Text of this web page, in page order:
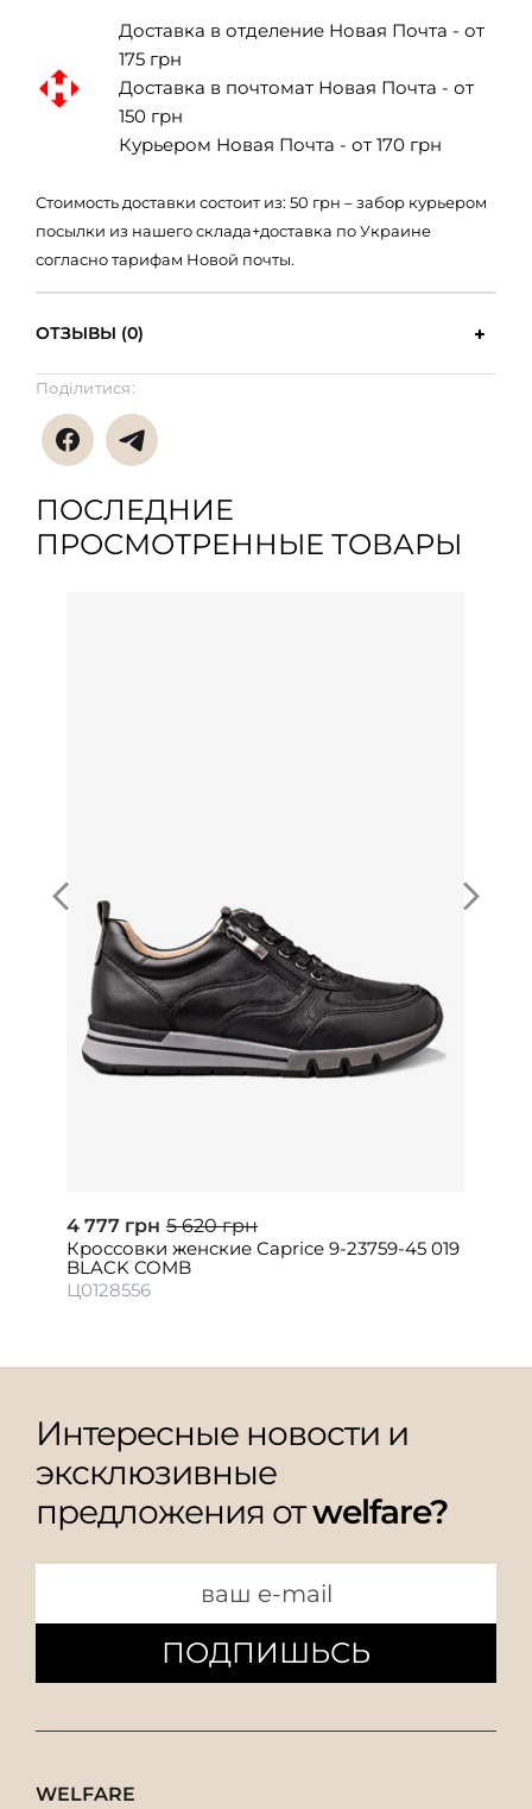
Доставка в отделение Новая Почта - от
175 грн
Доставка в почтомат Новая Почта - от
150 грн
Курьером Новая Почта - от 170 грн
Стоимость доставки состоит из: 50 грн – забор курьером
посылки из нашего склада+доставка по Украине
согласно тарифам Новой почты.
ОТЗЫВЫ (0)
Поділитися:
ПОСЛЕДНИЕ
ПРОСМОТРЕННЫЕ ТОВАРЫ
4 777 грн 5 620 грн
Кроссовки женские Caprice 9-23759-45 019
BLACK COMB
Ц0128556
Интересные новости и
эксклюзивные
предложения отwelfare?
ПОДПИШЬСЬ
WELFARE